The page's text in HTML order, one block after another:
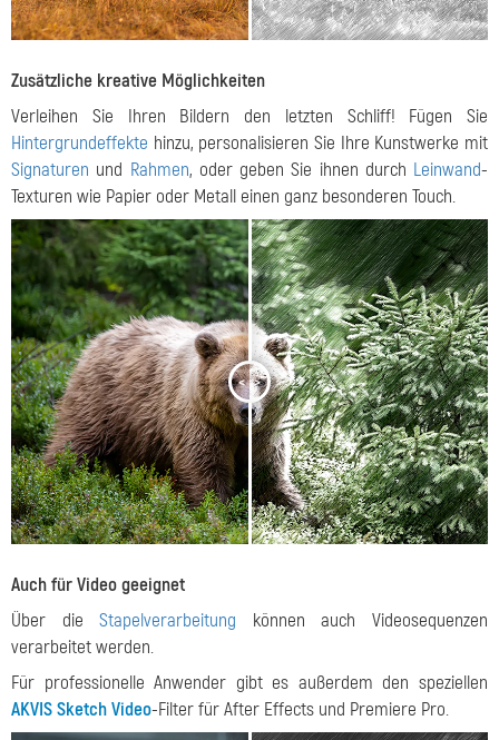
Zusätzliche kreative Möglichkeiten
Verleihen Sie Ihren Bildern den letzten Schliff! Fügen Sie
Hintergrundeffekte hinzu, personalisieren Sie Ihre Kunstwerke mit
Signaturen und Rahmen, oder geben Sie ihnen durch Leinwand-
Texturen wie Papier oder Metall einen ganz besonderen Touch.
< >
Auch für Video geeignet
Über dieStapelverarbeitung können auch Videosequenzen
verarbeitet werden.
Für professionelle Anwender gibt es außerdem den speziellen
AKVIS Sketch Video-Filter für After Effects und Premiere Pro.